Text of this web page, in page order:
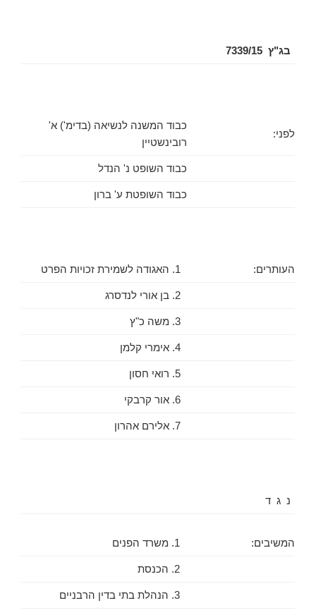
בג"ץ 7339/15
לפני:
כבוד המשנה לנשיאה (בדימ') א'
רובינשטיין
כבוד השופט נ' הנדל
כבוד השופטת ע' ברון
העותרים: 1. האגודה לשמירת זכויות הפרט
2. בן אורי לנדסרג
3. משה כ"ץ
4. אימרי קלמן
5. רואי חסון
6. אור קרבקי
7. אלירם אהרון
נ ג ד
המשיבים: 1. משרד הפנים
2. הכנסת
3. הנהלת בתי בדין הרבניים